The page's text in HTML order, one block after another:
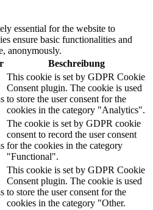
essential for the website to
ensure basic functionalities and
anonymously.
Beschreibung
This cookie is set by GDPR Cookie
Consent plugin. The cookie is used
to store the user consent for the
cookies in the category "Analytics".
The cookie is set by GDPR cookie
consent to record the user consent
for the cookies in the category
"Functional".
This cookie is set by GDPR Cookie
Consent plugin. The cookie is used
to store the user consent for the
cookies in the category "Other.